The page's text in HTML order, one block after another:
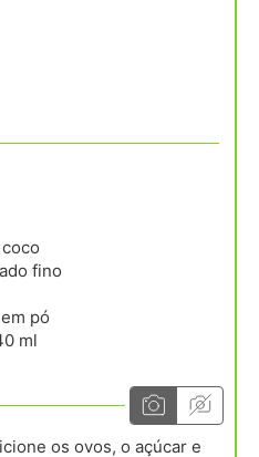
fino
pó
ml
os ovos, o açúcar e